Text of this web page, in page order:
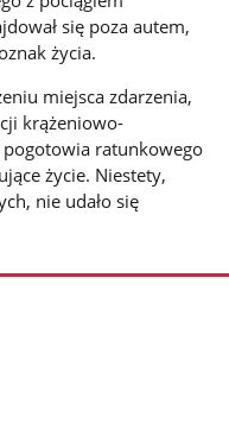
się poza autem,
życia.
miejsca zdarzenia,
krążeniowo-
pogotowia ratunkowego
życie. Niestety,
nie udało się